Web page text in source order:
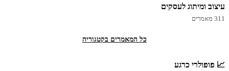
עיצוב ומיתוג לעסקים
311 מאמרים
כל המאמרים בקטגוריה
📈 פופולרי כרגע